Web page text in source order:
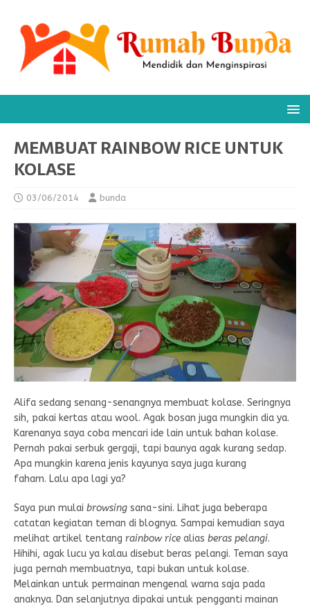
MEMBUAT RAINBOW RICE UNTUK
KOLASE
03/06/2014 bunda
Alifa sedang senang-senangnya membuat kolase. Seringnya
sih, pakai kertas atau wool. Agak bosan juga mungkin dia ya.
Karenanya saya coba mencari ide lain untuk bahan kolase.
Pernah pakai serbuk gergaji, tapi baunya agak kurang sedap.
Apa mungkin karena jenis kayunya saya juga kurang
faham. Lalu apa lagi ya?
Saya pun mulai browsing sana-sini. Lihat juga beberapa
catatan kegiatan teman di blognya. Sampai kemudian saya
melihat artikel tentang rainbow rice alias beras pelangi.
Hihihi, agak lucu ya kalau disebut beras pelangi. Teman saya
juga pernah membuatnya, tapi bukan untuk kolase.
Melainkan untuk permainan mengenal warna saja pada
anaknya. Dan selanjutnya dipakai untuk pengganti mainan